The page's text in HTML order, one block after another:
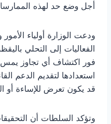
أجل وضع حد لهذه
ودعت الوزارة أولياء
الفعاليات إلى التحلي
فور اكتشاف أي تجاوز يمس
استعدادها لتقديم الدعم
قد يكون تعرض للإساءة أو
وتؤكد السلطات أن